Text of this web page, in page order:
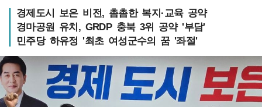
경제도시 보은 비전, 촘촘한 복지·교육 공약
경마공원 유치, GRDP 충북 3위 공약 '부담'
민주당 하유정 '최초 여성군수의 꿈 '좌절'